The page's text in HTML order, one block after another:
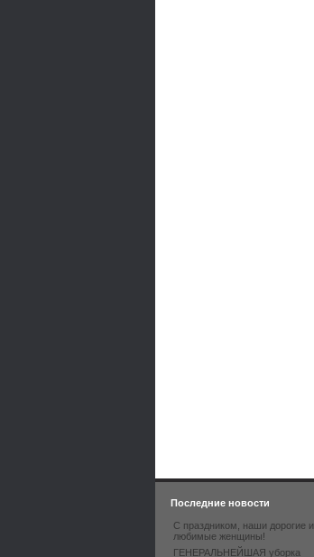
Последние новости
С праздником, наши дорогие и
любимые женщины!
ГЕНЕРАЛЬНЕЙШАЯ уборка